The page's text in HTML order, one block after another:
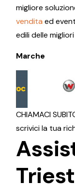
migliore
vendita ed
edili delle
Marche
CHIAMACI
scrivici la tua